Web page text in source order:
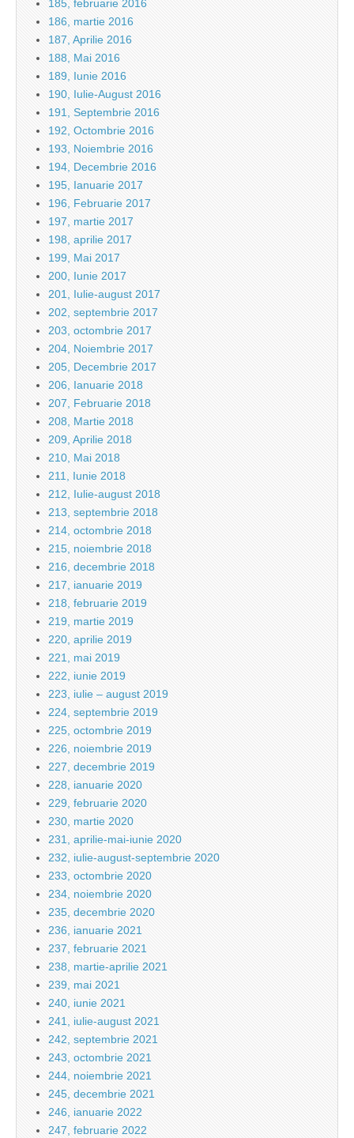
185, februarie 2016
186, martie 2016
187, Aprilie 2016
188, Mai 2016
189, Iunie 2016
190, Iulie-August 2016
191, Septembrie 2016
192, Octombrie 2016
193, Noiembrie 2016
194, Decembrie 2016
195, Ianuarie 2017
196, Februarie 2017
197, martie 2017
198, aprilie 2017
199, Mai 2017
200, Iunie 2017
201, Iulie-august 2017
202, septembrie 2017
203, octombrie 2017
204, Noiembrie 2017
205, Decembrie 2017
206, Ianuarie 2018
207, Februarie 2018
208, Martie 2018
209, Aprilie 2018
210, Mai 2018
211, Iunie 2018
212, Iulie-august 2018
213, septembrie 2018
214, octombrie 2018
215, noiembrie 2018
216, decembrie 2018
217, ianuarie 2019
218, februarie 2019
219, martie 2019
220, aprilie 2019
221, mai 2019
222, iunie 2019
223, iulie – august 2019
224, septembrie 2019
225, octombrie 2019
226, noiembrie 2019
227, decembrie 2019
228, ianuarie 2020
229, februarie 2020
230, martie 2020
231, aprilie-mai-iunie 2020
232, iulie-august-septembrie 2020
233, octombrie 2020
234, noiembrie 2020
235, decembrie 2020
236, ianuarie 2021
237, februarie 2021
238, martie-aprilie 2021
239, mai 2021
240, iunie 2021
241, iulie-august 2021
242, septembrie 2021
243, octombrie 2021
244, noiembrie 2021
245, decembrie 2021
246, ianuarie 2022
247, februarie 2022